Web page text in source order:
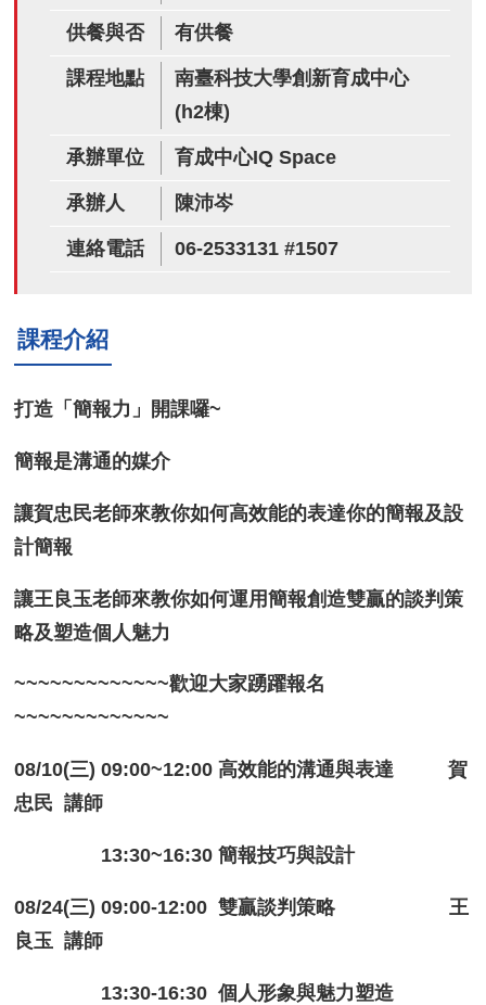
供餐與否 有供餐
課程地點
南臺科技大學創新育成中心
(h2棟)
承辦單位 育成中心IQ Space
承辦人 陳沛岑
連絡電話 06-2533131 #1507
課程介紹
打造「簡報力」開課囉~
簡報是溝通的媒介
讓賀忠民老師來教你如何高效能的表達你的簡報及設
計簡報
讓王良玉老師來教你如何運用簡報創造雙贏的談判策
略及塑造個人魅力
~~~~~~~~~~~~~歡迎大家踴躍報名
~~~~~~~~~~~~~
08/10(三) 09:00~12:00 高效能的溝通與表達 賀
忠民 講師
13:30~16:30 簡報技巧與設計
08/24(三) 09:00-12:00 雙贏談判策略 王
良玉 講師
13:30-16:30 個人形象與魅力塑造